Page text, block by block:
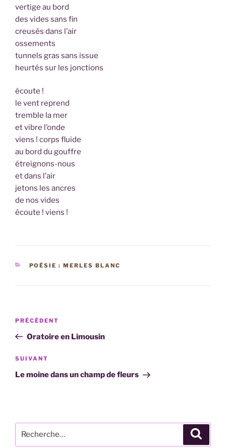
vertige au bord
des vides sans fin
creusés dans l’air
ossements
tunnels gras sans issue
heurtés sur les jonctions
écoute !
le vent reprend
tremble la mer
et vibre l’onde
viens ! corps fluide
au bord du gouffre
étreignons-nous
et dans l’air
jetons les ancres
de nos vides
écoute ! viens !
CATÉGORIES
POÉSIE : MERLES BLANC
Navigation
l’article
Article
précédent
PRÉCÉDENT
Oratoire en Limousin
Article
suivant
SUIVANT
Le moine dans un champ de fleurs
pour